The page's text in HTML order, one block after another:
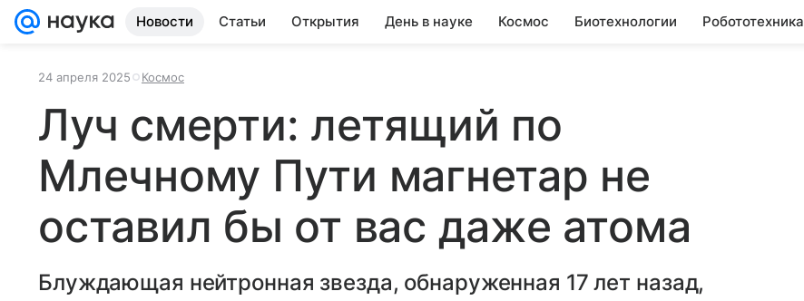
Новости Статьи Открытия День в науке Космос Биотехнологии Робототехника
24 апреля 2025 Космос
Луч смерти: летящий по
Млечному Пути магнетар не
оставил бы от вас даже атома
​​​​​​​Блуждающая нейтронная звезда, обнаруженная 17 лет назад,